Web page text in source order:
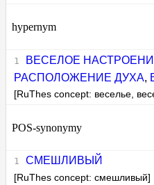
hypernym
ВЕСЕЛОЕ
РАСПОЛОЖЕНИЕ ДУХА,
[RuThes concept: веселье,
POS-synonymy
СМЕШЛИВЫЙ
[RuThes concept: смешливый]